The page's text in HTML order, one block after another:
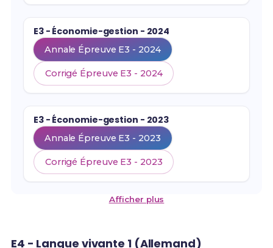
E3 - Économie-gestion - 2024
Annale Épreuve E3 - 2024
Corrigé Épreuve E3 - 2024
E3 - Économie-gestion - 2023
Annale Épreuve E3 - 2023
Corrigé Épreuve E3 - 2023
Afficher plus
E4 - Langue vivante 1 (Allemand)